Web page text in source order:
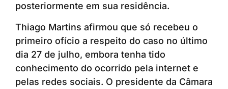
posteriormente em sua residência.
Thiago Martins afirmou que só recebeu o
primeiro ofício a respeito do caso no último
dia 27 de julho, embora tenha tido
conhecimento do ocorrido pela internet e
pelas redes sociais. O presidente da Câmara